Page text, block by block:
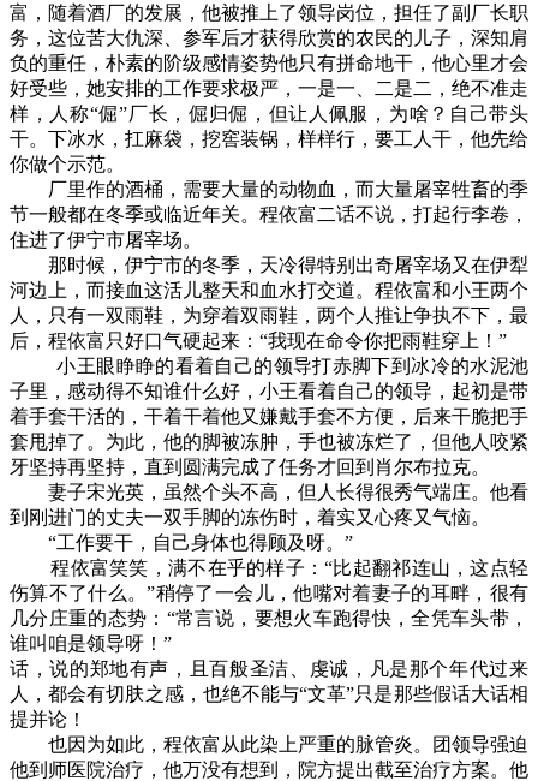
富，随着酒厂的发展，他被推上了领导岗位，担任了副厂长职
务，这位苦大仇深、参军后才获得欣赏的农民的儿子，深知肩
负的重任，朴素的阶级感情姿势他只有拼命地干，他心里才会
好受些，她安排的工作要求极严，一是一、二是二，绝不准走
样，人称“倔”厂长，倔归倔，但让人佩服，为啥？自己带头
干。下冰水，扛麻袋，挖窖装锅，样样行，要工人干，他先给
你做个示范。
厂里作的酒桶，需要大量的动物血，而大量屠宰牲畜的季
节一般都在冬季或临近年关。程依富二话不说，打起行李卷，
住进了伊宁市屠宰场。
那时候，伊宁市的冬季，天冷得特别出奇屠宰场又在伊犁
河边上，而接血这活儿整天和血水打交道。程依富和小王两个
人，只有一双雨鞋，为穿着双雨鞋，两个人推让争执不下，最
后，程依富只好口气硬起来：“我现在命令你把雨鞋穿上！”
小王眼睁睁的看着自己的领导打赤脚下到冰冷的水泥池
子里，感动得不知谁什么好，小王看着自己的领导，起初是带
着手套干活的，干着干着他又嫌戴手套不方便，后来干脆把手
套甩掉了。为此，他的脚被冻肿，手也被冻烂了，但他人咬紧
牙坚持再坚持，直到圆满完成了任务才回到肖尔布拉克。
妻子宋光英，虽然个头不高，但人长得很秀气端庄。他看
到刚进门的丈夫一双手脚的冻伤时，着实又心疼又气恼。
“工作要干，自己身体也得顾及呀。”
程依富笑笑，满不在乎的样子：“比起翻祁连山，这点轻
伤算不了什么。”稍停了一会儿，他嘴对着妻子的耳畔，很有
几分庄重的态势：“常言说，要想火车跑得快，全凭车头带，
谁叫咱是领导呀！”
话，说的郑地有声，且百般圣洁、虔诚，凡是那个年代过来
人，都会有切肤之感，也绝不能与“文革”只是那些假话大话相
提并论！
也因为如此，程依富从此染上严重的脉管炎。团领导强迫
他到师医院治疗，他万没有想到，院方提出截至治疗方案。他